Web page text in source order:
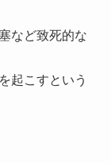
など致死的な
起こすという